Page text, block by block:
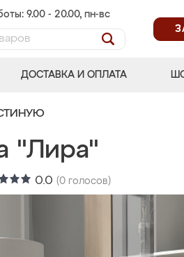
9.00 - 20.00, пн-вс
ДОСТАВКА И ОПЛАТА
"Лира"
0.0 (0 голосов)